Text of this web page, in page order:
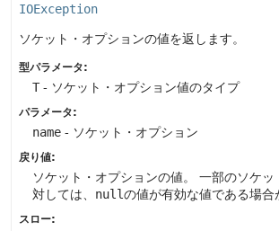
IOException
ソケット・オプションの値を返します。
型パラメータ:
T- ソケット・オプション値のタイプ
パラメータ:
name - ソケット・オプション
戻り値:
ソケット・オプションの値。
一部のソケッ
対しては、 nullの値が有効な値である場合
スロー: